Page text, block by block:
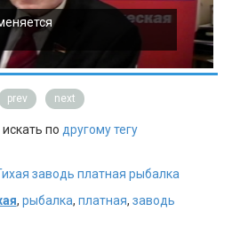
prev next
искать по другому тегу
заводь платная рыбалка
, рыбалка, платная, заводь